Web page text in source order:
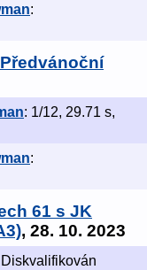
:
: 1/12, 29.71 s,
:
61 s JK
, 28. 10. 2023
Diskvalifikován